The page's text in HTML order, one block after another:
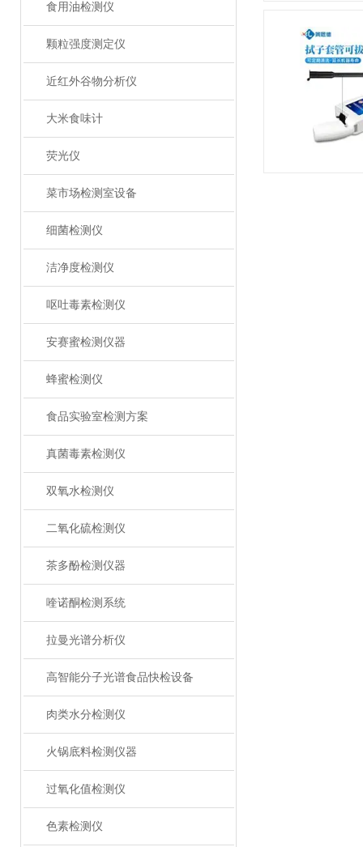
食用油检测仪
颗粒强度测定仪
近红外谷物分析仪
大米食味计
荧光仪
菜市场检测室设备
细菌检测仪
洁净度检测仪
呕吐毒素检测仪
安赛蜜检测仪器
蜂蜜检测仪
食品实验室检测方案
真菌毒素检测仪
双氧水检测仪
二氧化硫检测仪
茶多酚检测仪器
喹诺酮检测系统
拉曼光谱分析仪
高智能分子光谱食品快检设备
肉类水分检测仪
火锅底料检测仪器
过氧化值检测仪
色素检测仪